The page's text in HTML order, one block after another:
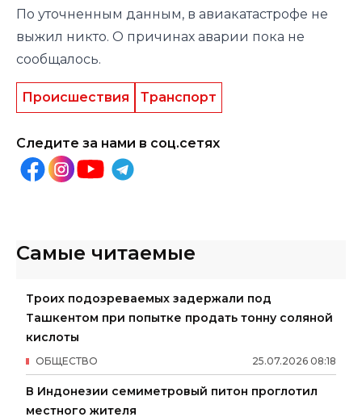
По уточненным данным, в авиакатастрофе не
выжил никто. О причинах аварии пока не
сообщалось.
Происшествия Транспорт
Следите за нами в соц.сетях
Самые читаемые
Троих подозреваемых задержали под
Ташкентом при попытке продать тонну соляной
кислоты
25.07.2026 08:18
ОБЩЕСТВО
В Индонезии семиметровый питон проглотил
местного жителя